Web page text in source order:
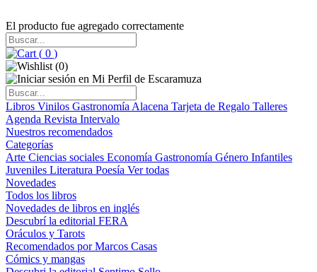
El producto fue agregado correctamente
( 0 )
(0)
Libros Vinilos Gastronomía Alacena Tarjeta de Regalo Talleres
Agenda Revista Intervalo
Nuestros recomendados
Categorías
Arte Ciencias sociales Economía Gastronomía Género Infantiles
Juveniles Literatura Poesía Ver todas
Novedades
Todos los libros
Novedades de libros en inglés
Descubrí la editorial FERA
Oráculos y Tarots
Recomendados por Marcos Casas
Cómics y mangas